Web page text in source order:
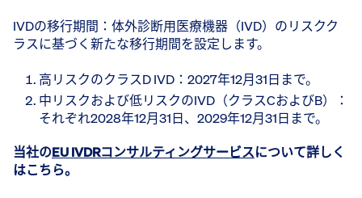
IVDの移行期間：体外診断用医療機器（IVD）のリスクク
ラスに基づく新たな移行期間を設定します。
高リスクのクラスD IVD：2027年12月31日まで。
中リスクおよび低リスクのIVD（クラスCおよびB）：
それぞれ2028年12月31日、2029年12月31日まで。
当社のEU IVDRコンサルティングサービスについて詳しく
はこちら。